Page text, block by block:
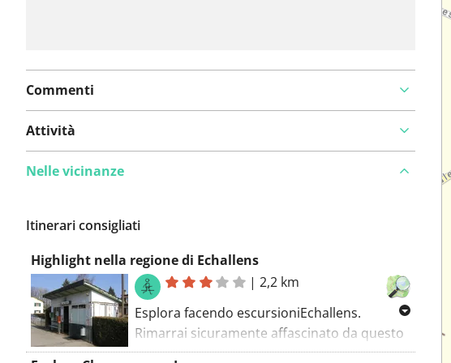
Commenti
Attività
Nelle vicinanze
Itinerari consigliati
Highlight nella regione di Echallens
|2,2 km
Esplora facendo escursioniEchallens.
Rimarrai sicuramente affascinato da questo
percorso. Il percorso a piedi inizia al